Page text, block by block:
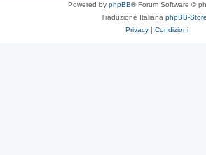
Powered by phpBB® Forum Software ©
Traduzione Italiana phpBB-
Privacy | Condizioni